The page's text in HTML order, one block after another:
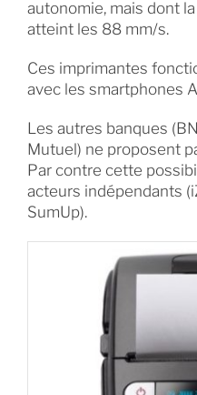
autonomie, mais dont
atteint les 88 mm/s.
Ces imprimantes
avec les smartphones
Les autres banques
Mutuel) ne proposent
Par contre cette
acteurs indépendants
SumUp).